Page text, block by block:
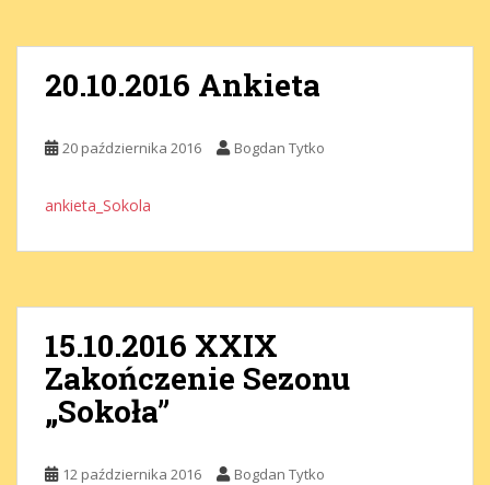
20.10.2016 Ankieta
20 października 2016 Bogdan Tytko
ankieta_Sokola
15.10.2016 XXIX
Zakończenie Sezonu
„Sokoła”
12 października 2016 Bogdan Tytko